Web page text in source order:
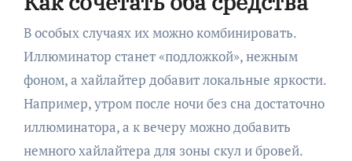
В особых случаях их можно комбинировать.
Иллюминатор станет «подложкой», нежным
фоном, а хайлайтер добавит локальные яркости.
Например, утром после ночи без сна достаточно
иллюминатора, а к вечеру можно добавить
немного хайлайтера для зоны скул и бровей.